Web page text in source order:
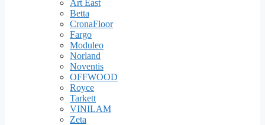
Art East
Betta
CronaFloor
Fargo
Moduleo
Norland
Noventis
OFFWOOD
Royce
Tarkett
VINILAM
Zeta